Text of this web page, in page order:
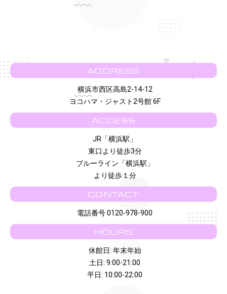
ADDRESS
横浜市西区高島2-14-12
ヨコハマ・ジャスト2号館 6F
ACCESS
JR「横浜駅」
東口より徒歩3分
ブルーライン「横浜駅」
より徒歩１分
CONTACT
電話番号 0120-978-900
HOURS
休館日: 年末年始
土日: 9:00-21:00
平日: 10:00-22:00